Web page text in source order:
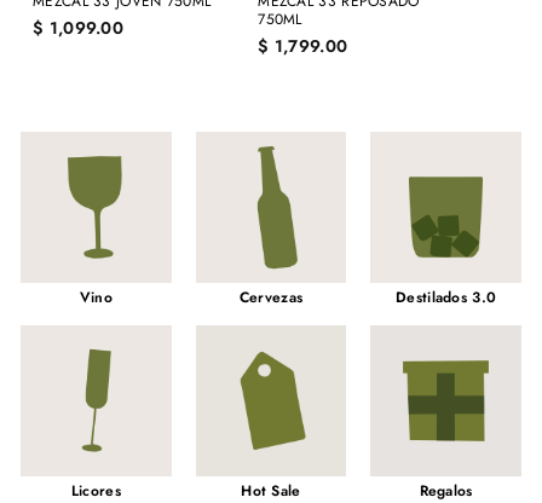
$ 1,099.00$
9
750ML
$ 1,799.00$
Vino Cervezas Destilados 3.0
Licores Hot Sale Regalos